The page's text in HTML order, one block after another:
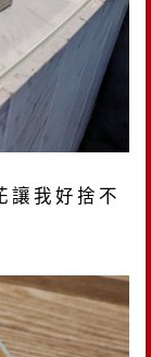
讓我好捨不